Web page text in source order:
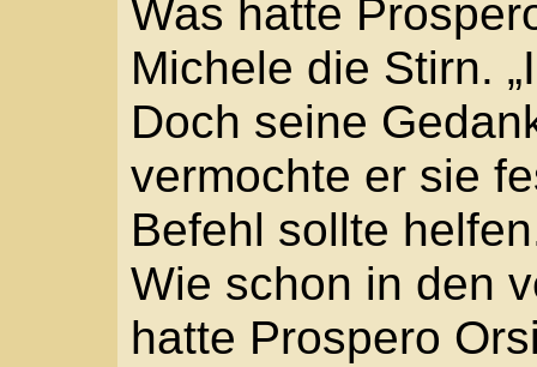
sie gehörte nicht dem
Akademie. „Wir
Hunger?“
Verwundert ließ
Dämmerlicht
beugte sich über ihn.
Käse mitgebracht.“